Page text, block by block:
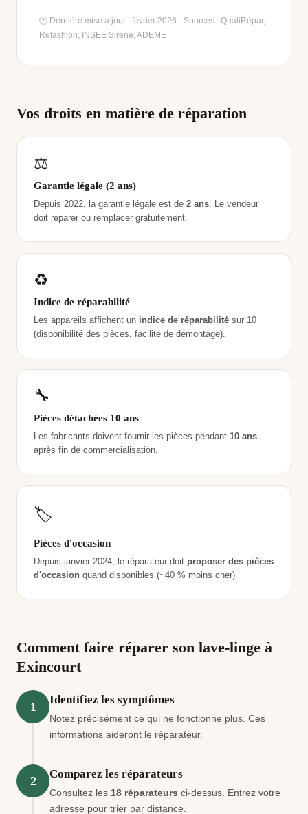
🕐 Dernière mise à jour : février 2026 · Sources : QualiRépar,
Refashion, INSEE Sirene, ADEME
Vos droits en matière de réparation
⚖️
Garantie légale (2 ans)
Depuis 2022, la garantie légale est de 2 ans. Le vendeur
doit réparer ou remplacer gratuitement.
♻️
Indice de réparabilité
Les appareils affichent un indice de réparabilité sur 10
(disponibilité des pièces, facilité de démontage).
🔧
Pièces détachées 10 ans
Les fabricants doivent fournir les pièces pendant 10 ans
après fin de commercialisation.
🏷️
Pièces d'occasion
Depuis janvier 2024, le réparateur doit proposer des pièces
d'occasion quand disponibles (~40 % moins cher).
Comment faire réparer son lave-linge à
Exincourt
1 Identifiez les symptômes
Notez précisément ce qui ne fonctionne plus. Ces
informations aideront le réparateur.
2 Comparez les réparateurs
Consultez les 18 réparateurs ci-dessus. Entrez votre
adresse pour trier par distance.